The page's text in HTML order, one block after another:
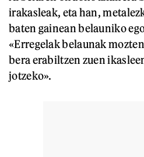
irakasleak, eta han,
baten gainean belauniko
«Erregelak belaunak
bera erabiltzen zuen
jotzeko».